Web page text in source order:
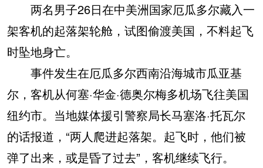
两名男子26日在中美洲国家厄瓜多尔藏入一
架客机的起落架轮舱，试图偷渡美国，不料起飞
时坠地身亡。
事件发生在厄瓜多尔西南沿海城市瓜亚基
尔，客机从何塞·华金·德奥尔梅多机场飞往美国
纽约市。当地媒体援引警察局长马塞洛·托瓦尔
的话报道，“两人爬进起落架。起飞时，他们被
弹了出来，或是昏了过去”，客机继续飞行。